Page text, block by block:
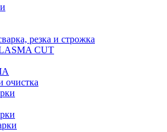
резка и строжка
CUT
очистка